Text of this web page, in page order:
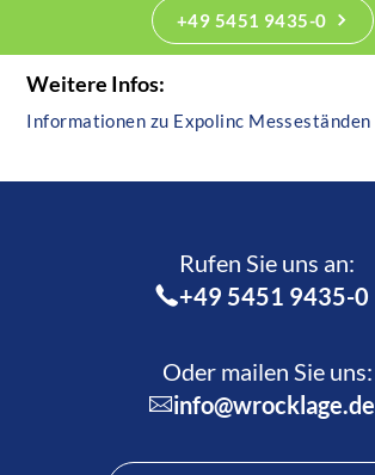
+49 5451 9435-0
Weitere Infos:
Informationen zu Expolinc Messeständen
Rufen Sie uns an:­
+49 5451 9435-0
Oder mailen Sie uns:
info@wrocklage.de